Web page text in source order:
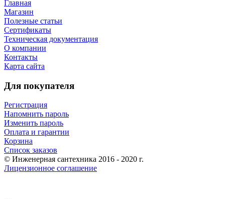
Главная
Магазин
Полезные статьи
Сертификаты
Техническая документация
О компании
Контакты
Карта сайта
Для покупателя
Регистрация
Напомнить пароль
Изменить пароль
Оплата и гарантии
Корзина
Список заказов
© Инженерная сантехника 2016 - 2020 г.
Лицензионное соглашение